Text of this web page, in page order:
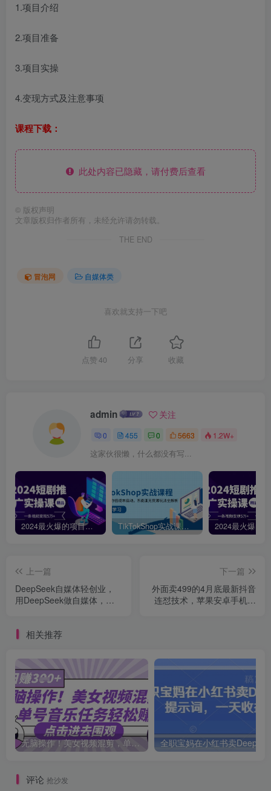
1.项目介绍
2.项目准备
3.项目实操
4.变现方式及注意事项
课程下载：
此处内容已隐藏，请付费后查看
© 版权声明
文章版权归作者所有，未经允许请勿转载。
THE END
冒泡网 自媒体类
喜欢就支持一下吧
点赞 40 分享 收藏
admin 关注
0 455 0 5663 1.2W+
这家伙很懒，什么都没有写...
2024最火爆的项目短剧推广实操课，一条视频变现5万+【附软件工具】 TikTokShop实战课程，手把手教你低成本启动，东南亚无货源玩法全解析
上一篇
DeepSeek自媒体轻创业，
用DeepSeek做自媒体，太
下一篇
外面卖499的4月底最新抖音
连怼技术，苹果安卓手机都
相关推荐
无脑操作！美女视频混剪，单号音乐任务轻松日入3张+
评论 抢沙发